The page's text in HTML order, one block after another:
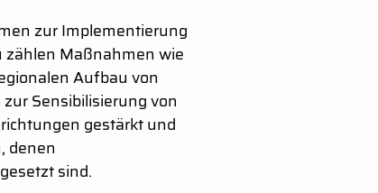
zur Implementierung
zählen Maßnahmen wie
Aufbau von
Sensibilisierung von
gestärkt und
denen
sind.